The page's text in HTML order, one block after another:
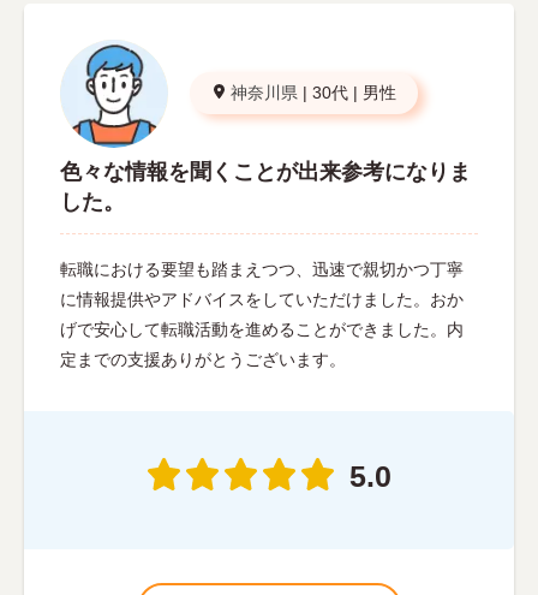
神奈川県 | 30代 | 男性
色々な情報を聞くことが出来参考になりま
した。
転職における要望も踏まえつつ、迅速で親切かつ丁寧
に情報提供やアドバイスをしていただけました。おか
げで安心して転職活動を進めることができました。内
定までの支援ありがとうございます。
5.0